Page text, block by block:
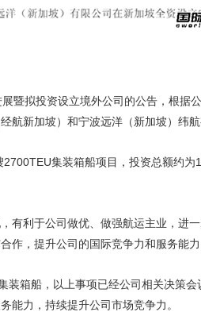
暨拟投资设立境外公司的公告，根据
新加坡）和宁波远洋（新加坡）纬航
集装箱船项目，投资总额约
有利于公司做优、做强航运主业，进
作，提升公司的国际竞争力和服务能力
箱船，以上事项已经公司相关决策
能力，持续提升公司市场竞争力。